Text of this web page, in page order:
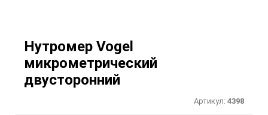
Нутромер Vogel
микрометрический
двусторонний
Артикул: 4398